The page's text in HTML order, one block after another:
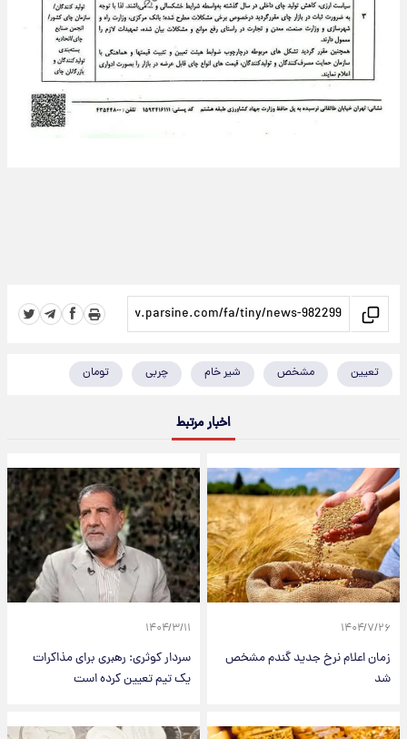
تعیین مشخص شیر خام چربی تومان
اخبار مرتبط
۱۴۰۴/۷/۲۶
زمان اعلام نرخ جدید گندم مشخص
شد
۱۴۰۴/۳/۱۱
سردار کوثری: رهبری برای مذاکرات
یک تیم تعیین کرده است